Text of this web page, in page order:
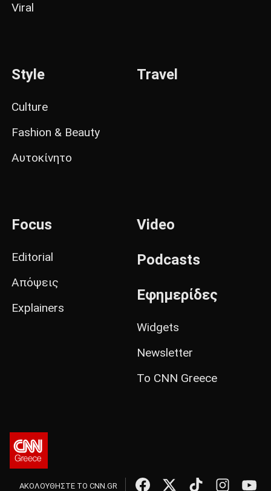
Viral
Style
Culture
Fashion & Beauty
Αυτοκίνητο
Travel
Focus
Editorial
Απόψεις
Explainers
Video
Podcasts
Εφημερίδες
Widgets
Newsletter
Το CNN Greece
ΑΚΟΛΟΥΘΗΣΤΕ ΤΟ CNN.GR